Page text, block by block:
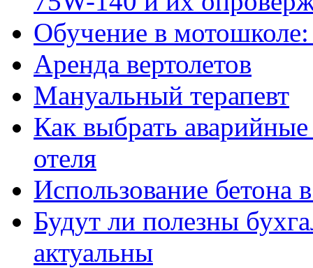
Обучение в
Аренда вертолетов
Мануальный терапевт
Как выбрать
отеля
Использование бетона
Будут ли полезны
актуальны